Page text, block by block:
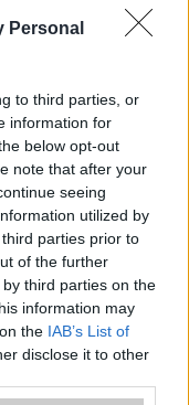
Personal
to third parties, or
information for
below opt-out
note that after your
seeing
utilized by
parties prior to
of the further
third parties on the
information may
the IAB’s List of
disclose it to other
tudással)
tudással)